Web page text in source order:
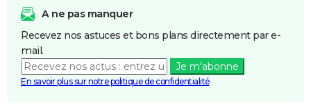
A ne pas manquer
Recevez nos astuces et bons plans directement par e-
mail.
Je m'abonne
En savoir plus sur notre politique de confidentialité